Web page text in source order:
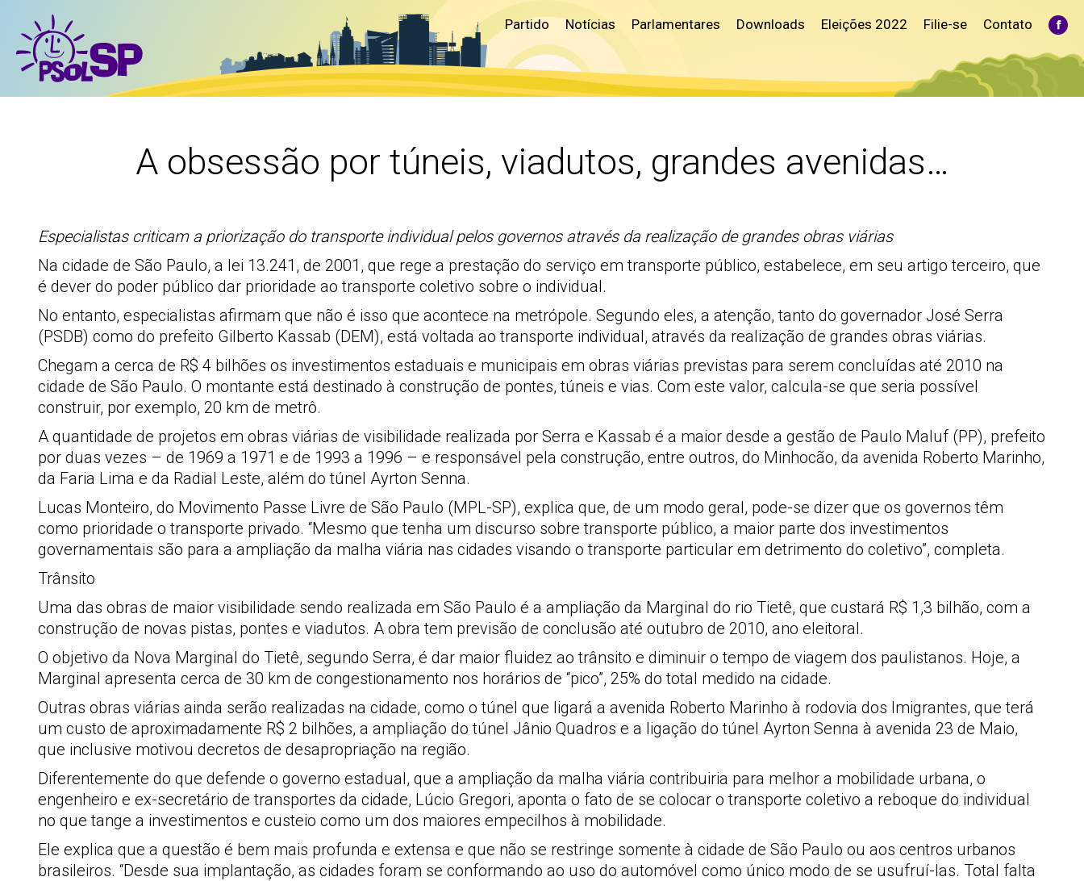
Partido Notícias Parlamentares Downloads Eleições 2022 Filie-se Contato
A obsessão por túneis, viadutos, grandes avenidas…
Especialistas criticam a priorização do transporte individual pelos governos através da realização de grandes obras viárias
Na cidade de São Paulo, a lei 13.241, de 2001, que rege a prestação do serviço em transporte público, estabelece, em seu artigo terceiro, que
é dever do poder público dar prioridade ao transporte coletivo sobre o individual.
No entanto, especialistas afirmam que não é isso que acontece na metrópole. Segundo eles, a atenção, tanto do governador José Serra
(PSDB) como do prefeito Gilberto Kassab (DEM), está voltada ao transporte individual, através da realização de grandes obras viárias.
Chegam a cerca de R$ 4 bilhões os investimentos estaduais e municipais em obras viárias previstas para serem concluídas até 2010 na
cidade de São Paulo. O montante está destinado à construção de pontes, túneis e vias. Com este valor, calcula-se que seria possível
construir, por exemplo, 20 km de metrô.
A quantidade de projetos em obras viárias de visibilidade realizada por Serra e Kassab é a maior desde a gestão de Paulo Maluf (PP), prefeito
por duas vezes – de 1969 a 1971 e de 1993 a 1996 – e responsável pela construção, entre outros, do Minhocão, da avenida Roberto Marinho,
da Faria Lima e da Radial Leste, além do túnel Ayrton Senna.
Lucas Monteiro, do Movimento Passe Livre de São Paulo (MPL-SP), explica que, de um modo geral, pode-se dizer que os governos têm
como prioridade o transporte privado. “Mesmo que tenha um discurso sobre transporte público, a maior parte dos investimentos
governamentais são para a ampliação da malha viária nas cidades visando o transporte particular em detrimento do coletivo”, completa.
Trânsito
Uma das obras de maior visibilidade sendo realizada em São Paulo é a ampliação da Marginal do rio Tietê, que custará R$ 1,3 bilhão, com a
construção de novas pistas, pontes e viadutos. A obra tem previsão de conclusão até outubro de 2010, ano eleitoral.
O objetivo da Nova Marginal do Tietê, segundo Serra, é dar maior fluidez ao trânsito e diminuir o tempo de viagem dos paulistanos. Hoje, a
Marginal apresenta cerca de 30 km de congestionamento nos horários de “pico”, 25% do total medido na cidade.
Outras obras viárias ainda serão realizadas na cidade, como o túnel que ligará a avenida Roberto Marinho à rodovia dos Imigrantes, que terá
um custo de aproximadamente R$ 2 bilhões, a ampliação do túnel Jânio Quadros e a ligação do túnel Ayrton Senna à avenida 23 de Maio,
que inclusive motivou decretos de desapropriação na região.
Diferentemente do que defende o governo estadual, que a ampliação da malha viária contribuiria para melhor a mobilidade urbana, o
engenheiro e ex-secretário de transportes da cidade, Lúcio Gregori, aponta o fato de se colocar o transporte coletivo a reboque do individual
no que tange a investimentos e custeio como um dos maiores empecilhos à mobilidade.
Ele explica que a questão é bem mais profunda e extensa e que não se restringe somente à cidade de São Paulo ou aos centros urbanos
brasileiros. “Desde sua implantação, as cidades foram se conformando ao uso do automóvel como único modo de se usufruí-las. Total falta